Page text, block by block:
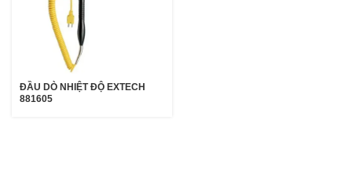
ĐẦU DÒ NHIỆT ĐỘ EXTECH
881605